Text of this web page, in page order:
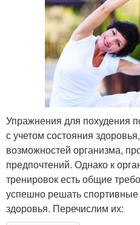
Упражнения для похудения
с учетом состояния
возможностей организма,
предпочтений. Однако к
тренировок есть общие
успешно решать спортивные
здоровья. Перечислим их: